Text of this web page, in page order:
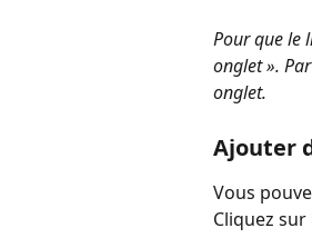
Pour que le
onglet ».
onglet.
Ajouter
Vous
Cliquez